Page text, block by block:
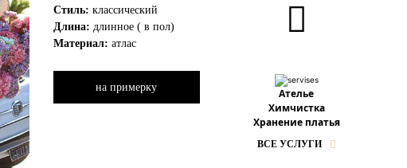
Ателье
Химчистка
Хранение платья
ВСЕ УСЛУГИ
Стиль:классический
Длина:длинное ( в пол)
Материал:атлас
на примерку